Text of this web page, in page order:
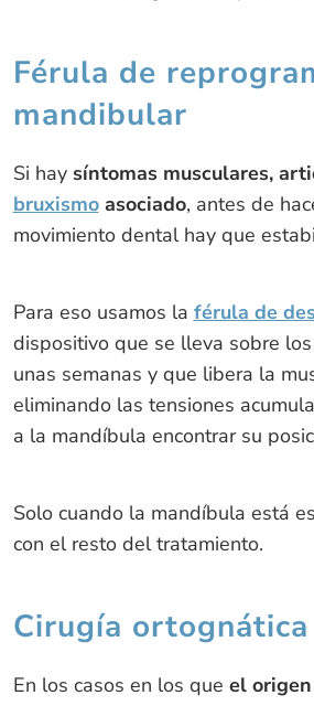
Férula de
mandibular
Si hay síntomas musculares,
bruxismoasociado, antes de
movimiento dental hay que
Para eso usamos la férula de
dispositivo que se lleva sobre
unas semanas y que libera la
eliminando las tensiones
a la mandíbula encontrar su
Solo cuando la mandíbula está
con el resto del tratamiento.
Cirugía ortognática
En los casos en los que el